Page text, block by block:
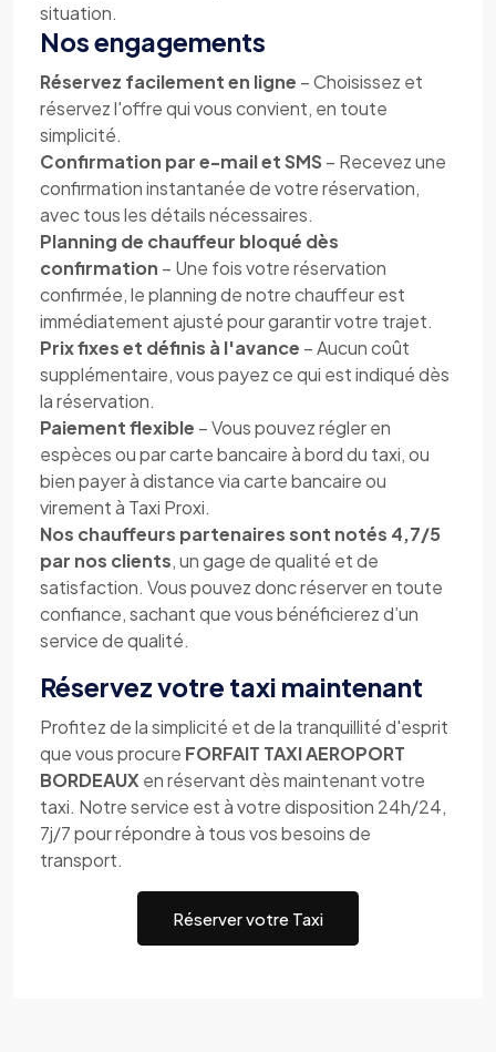
situation.
Nos engagements
Réservez facilement en ligne – Choisissez et
réservez l'offre qui vous convient, en toute
simplicité.
Confirmation par e-mail et SMS – Recevez une
confirmation instantanée de votre réservation,
avec tous les détails nécessaires.
Planning de chauffeur bloqué dès
confirmation – Une fois votre réservation
confirmée, le planning de notre chauffeur est
immédiatement ajusté pour garantir votre trajet.
Prix fixes et définis à l'avance – Aucun coût
supplémentaire, vous payez ce qui est indiqué dès
la réservation.
Paiement flexible – Vous pouvez régler en
espèces ou par carte bancaire à bord du taxi, ou
bien payer à distance via carte bancaire ou
virement à Taxi Proxi.
Nos chauffeurs partenaires sont notés 4,7/5
par nos clients, un gage de qualité et de
satisfaction. Vous pouvez donc réserver en toute
confiance, sachant que vous bénéficierez d’un
service de qualité.
Réservez votre taxi maintenant
Profitez de la simplicité et de la tranquillité d'esprit
que vous procure FORFAIT TAXI AEROPORT
BORDEAUX en réservant dès maintenant votre
taxi. Notre service est à votre disposition 24h/24,
7j/7 pour répondre à tous vos besoins de
transport.
Réserver votre Taxi